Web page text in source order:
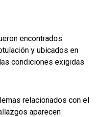
encontrados
y ubicados en
condiciones exigidas
relacionados con el
aparecen